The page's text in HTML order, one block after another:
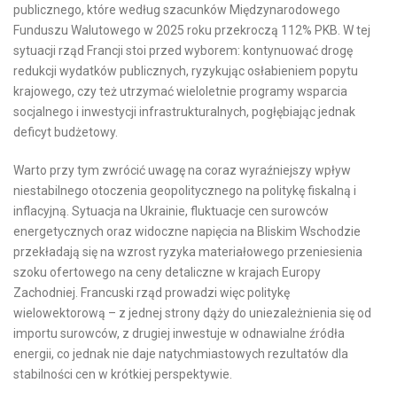
publicznego, które według szacunków Międzynarodowego
Funduszu Walutowego w 2025 roku przekroczą 112% PKB. W tej
sytuacji rząd Francji stoi przed wyborem: kontynuować drogę
redukcji wydatków publicznych, ryzykując osłabieniem popytu
krajowego, czy też utrzymać wieloletnie programy wsparcia
socjalnego i inwestycji infrastrukturalnych, pogłębiając jednak
deficyt budżetowy.
Warto przy tym zwrócić uwagę na coraz wyraźniejszy wpływ
niestabilnego otoczenia geopolitycznego na politykę fiskalną i
inflacyjną. Sytuacja na Ukrainie, fluktuacje cen surowców
energetycznych oraz widoczne napięcia na Bliskim Wschodzie
przekładają się na wzrost ryzyka materiałowego przeniesienia
szoku ofertowego na ceny detaliczne w krajach Europy
Zachodniej. Francuski rząd prowadzi więc politykę
wielowektorową – z jednej strony dąży do uniezależnienia się od
importu surowców, z drugiej inwestuje w odnawialne źródła
energii, co jednak nie daje natychmiastowych rezultatów dla
stabilności cen w krótkiej perspektywie.